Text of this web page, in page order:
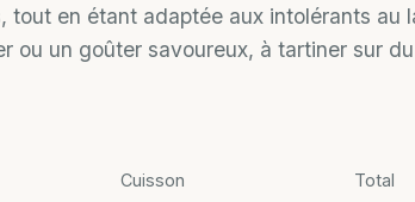
en étant adaptée aux intolérants
ou un goûter savoureux, à tartiner sur
Cuisson Total